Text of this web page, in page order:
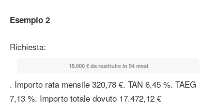
Esempio 2
Richiesta:
15.000 € da restituire in 54 mesi
. Importo rata mensile 320,78 €. TAN 6,45 %. TAEG
7,13 %. Importo totale dovuto 17.472,12 €